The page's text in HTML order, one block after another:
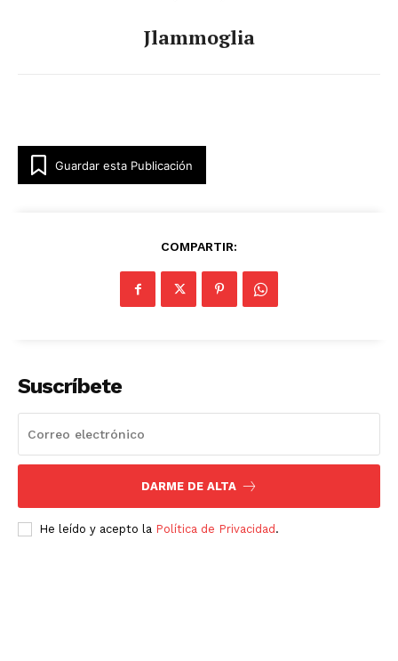
Jlammoglia
Guardar esta Publicación
COMPARTIR:
Suscríbete
DARME DE ALTA
He leído y acepto la Política de Privacidad .